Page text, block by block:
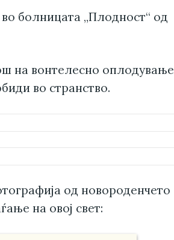
болницата „Плодност“ од
на вонтелесно оплодување
во странство.
од новороденчето
на овој свет: